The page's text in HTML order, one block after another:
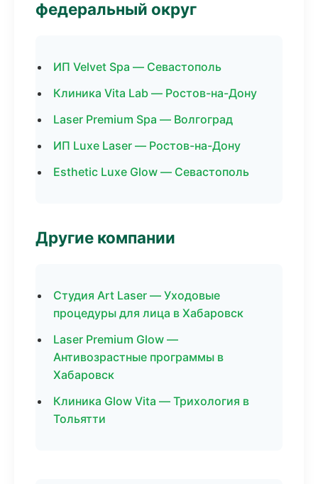
федеральный округ
ИП Velvet Spa — Севастополь
Клиника Vita Lab — Ростов-на-Дону
Laser Premium Spa — Волгоград
ИП Luxe Laser — Ростов-на-Дону
Esthetic Luxe Glow — Севастополь
Другие компании
Студия Art Laser — Уходовые
процедуры для лица в Хабаровск
Laser Premium Glow —
Антивозрастные программы в
Хабаровск
Клиника Glow Vita — Трихология в
Тольятти